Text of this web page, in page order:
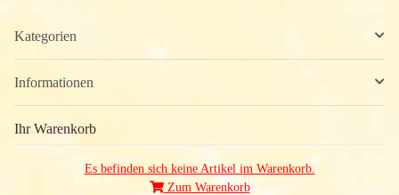
Kategorien
Informationen
Ihr Warenkorb
Es befinden sich keine Artikel im Warenkorb.
Zum Warenkorb